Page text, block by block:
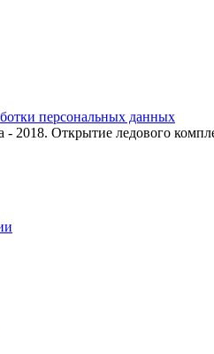
персональных данных
- 2018. Открытие ледового